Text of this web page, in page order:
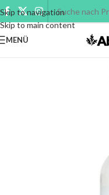
Skip to navigation
Skip to main content
MENÜ